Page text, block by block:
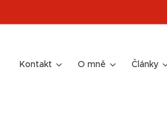
Kontakt O mně Články